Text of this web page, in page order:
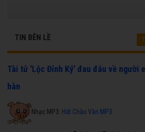
TIN BÊN LỀ
Tài tử 'Lộc Đỉnh Ký' đau đáu về người
hàn
Nhạc MP3: Hát Chầu Văn MP3